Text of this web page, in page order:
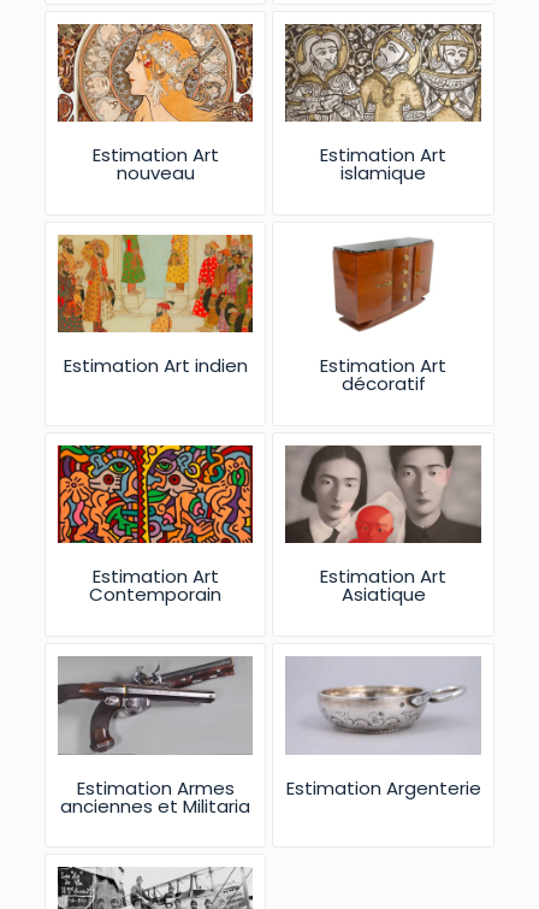
Estimation Art
nouveau
Estimation Art
islamique
Estimation Art indien Estimation Art
décoratif
Estimation Art
Contemporain
Estimation Art
Asiatique
Estimation Armes
anciennes et Militaria
Estimation Argenterie